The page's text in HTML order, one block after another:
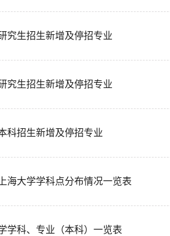
究生招生新增及停招专业
究生招生新增及停招专业
科招生新增及停招专业
海大学学科点分布情况一览表
学科、专业（本科）一览表